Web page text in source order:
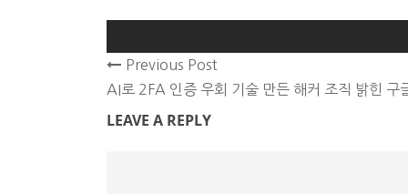
Previous Post
AI로 2FA 인증 우회 기술 만든 해커 조직 밝힌 구
LEAVE A REPLY